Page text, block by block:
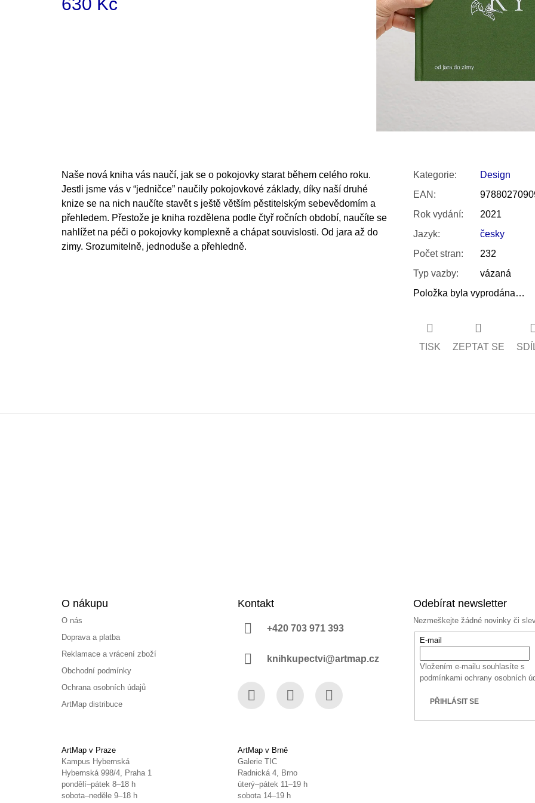
630 Kč
Naše nová kniha vás naučí, jak se o pokojovky starat během celého roku.
Jestli jsme vás v “jedničce” naučily pokojovkové základy, díky naší druhé
knize se na nich naučíte stavět s ještě větším pěstitelským sebevědomím a
přehledem. Přestože je kniha rozdělena podle čtyř ročních období, naučíte se
nahlížet na péči o pokojovky komplexně a chápat souvislosti. Od jara až do
zimy. Srozumitelně, jednoduše a přehledně.
Kategorie:
Design
EAN :
Rok vydání:
2021
Jazyk:
česky
Počet stran:
232
Typ vazby:
vázaná
Položka byla vyprodána…
TISK ZEPTAT SE
200 Kč
300 Kč
O nákupu
O nás
Doprava a platba
Reklamace a vrácení zboží
Obchodní podmínky
Ochrana osobních údajů
ArtMap distribuce
Kontakt
+420 703 971 393
knihkupectvi@artmap.cz
Odebírat newsletter
Nezmeškejte žádné novinky či
E-mail
Vložením e-mailu souhlasíte s
podmínkami ochrany osobních
PŘIHLÁSIT SE
ArtMap v Praze
Kampus Hybernská
Hybernská 998/4, Praha 1
pondělí–pátek 8–18 h
sobota–neděle 9–18 h
ArtMap v Brně
Galerie TIC
Radnická 4, Brno
úterý–pátek 11–19 h
sobota 14–19 h